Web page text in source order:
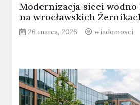
Modernizacja sieci
na wrocławskich
26 marca, 2026 wiadomosci